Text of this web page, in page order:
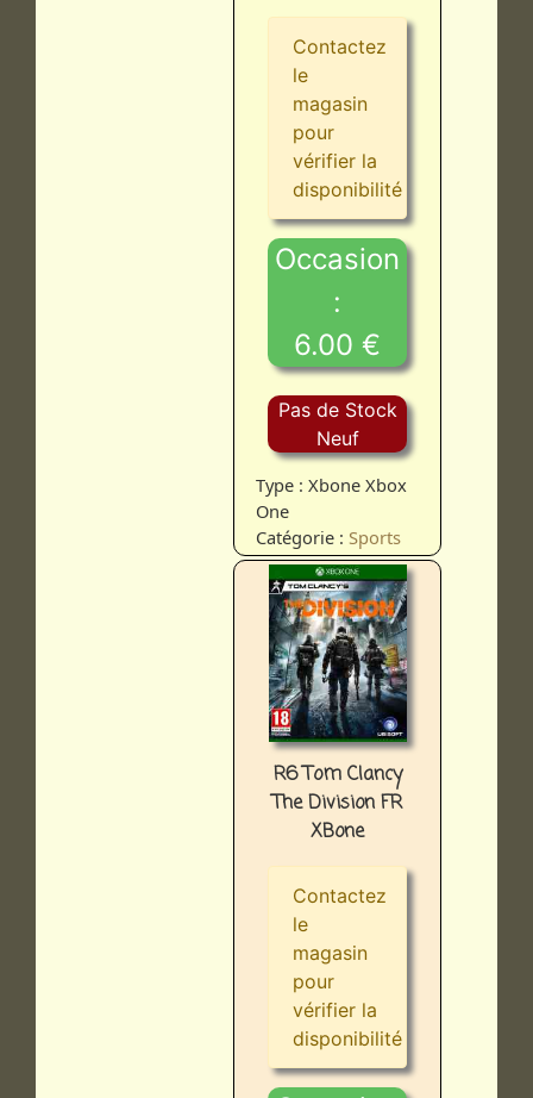
Contactez
le
magasin
pour
vérifier la
disponibilité
Occasion
:
6.00 €
Pas de Stock
Neuf
Type : Xbone Xbox
One
Catégorie : Sports
R6 Tom Clancy
The Division FR
XBone
Contactez
le
magasin
pour
vérifier la
disponibilité